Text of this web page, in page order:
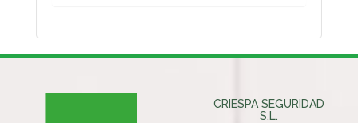
CRIESPA SEGURIDAD
S.L.